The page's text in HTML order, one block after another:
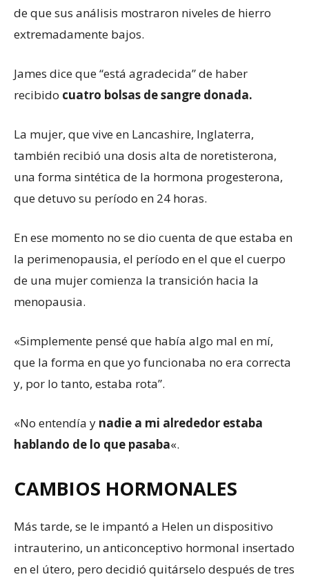
de que sus análisis mostraron niveles de hierro
extremadamente bajos.
James dice que “está agradecida” de haber
recibido cuatro bolsas de sangre donada.
La mujer, que vive en Lancashire, Inglaterra,
también recibió una dosis alta de noretisterona,
una forma sintética de la hormona progesterona,
que detuvo su período en 24 horas.
En ese momento no se dio cuenta de que estaba en
la perimenopausia, el período en el que el cuerpo
de una mujer comienza la transición hacia la
menopausia.
«Simplemente pensé que había algo mal en mí,
que la forma en que yo funcionaba no era correcta
y, por lo tanto, estaba rota”.
«No entendía y nadie a mi alrededor estaba
hablando de lo que pasaba«.
CAMBIOS HORMONALES
Más tarde, se le impantó a Helen un dispositivo
intrauterino, un anticonceptivo hormonal insertado
en el útero, pero decidió quitárselo después de tres